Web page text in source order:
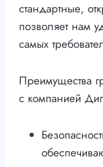
стандартные,
позволяет нам
самых
Преимущества
с компанией